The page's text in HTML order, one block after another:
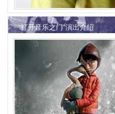
“打开音乐之门”演出介绍